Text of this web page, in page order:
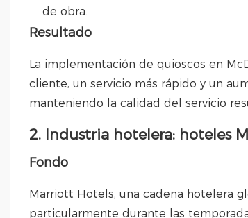
de obra.
Resultado
La implementación de quioscos en
cliente, un servicio más rápido y un
manteniendo la calidad del servicio
2. Industria hotelera: hoteles
Fondo
Marriott Hotels, una cadena hotelera
particularmente durante las